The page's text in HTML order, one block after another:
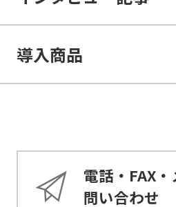
導入商品
電話・FAX
問い合わせ